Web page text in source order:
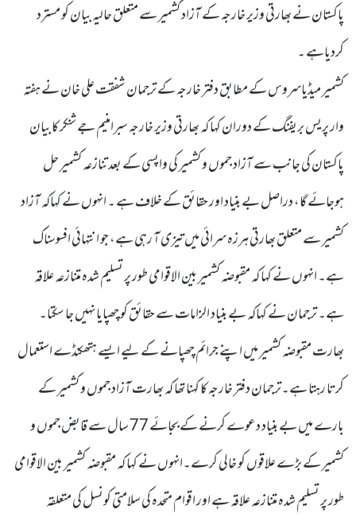
پاکستان نے بھارتی وزیر خارجہ کے آزاد کشمیر سے متعلق حالیہ بیان کو مسترد
کردیاہے ۔
کشمیر میڈیاسروس کے مطابق دفتر خارجہ کے ترجمان شفقت علی خان نے ہفتہ
وار پریس بریفنگ کے دوران کہا کہ بھارتی وزیر خارجہ سبرامنیم جے شنکر کا بیان
پاکستان کی جانب سے آزاد جموں و کشمیر کی واپسی کے بعد تنازعہ کشمیر حل
ہوجائے گا، دراصل بے بنیاد اور حقائق کے خلاف ہے ۔ انہوں نے کہاکہ آزاد
کشمیر سے متعلق بھارتی ہرزہ سرائی میں تیزی آ رہی ہے، جو انتہائی افسوسناک
ہے۔ انہوں نے کہا کہ مقبوضہ کشمیر بین الاقوامی طور پر تسلیم شدہ متنازعہ علاقہ
ہے۔ ترجمان نے کہاکہ بے بنیاد الزامات سے حقائق کو چھپایا نہیں جا سکتا۔
بھارت مقبوضہ کشمیر میں اپنے جرائم چھپانے کے لیے ایسے ہتھکنڈے استعمال
کرتا رہتا ہے۔ترجمان دفتر خارجہ کا کہنا تھا کہ بھارت آزاد جموں و کشمیر کے
بارے میں بے بنیاد دعوے کرنے کے بجائے 77 سال سے قابض جموں و
کشمیر کے بڑے علاقوں کو خالی کرے۔انہوں نے کہا کہ مقبوضہ کشمیر بین الاقوامی
طور پر تسلیم شدہ متنازعہ علاقہ ہے اور اقوام متحدہ کی سلامتی کونسل کی متعلقہ